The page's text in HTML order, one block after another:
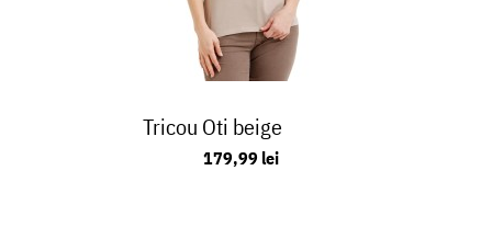
Tricou Oti beige
179,99 lei